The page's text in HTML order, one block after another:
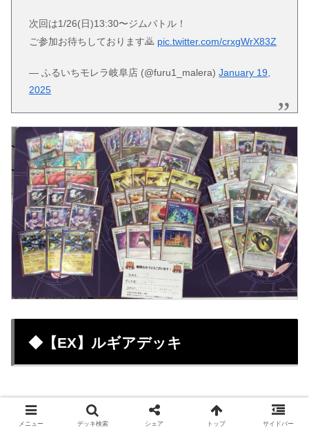
次回は1/26(日)13:30〜ジムバトル！
ご参加お待ちしております🙇 pic.twitter.com/crxgWrX83Z
— ふるいちモレラ岐阜店 (@furu1_malera)January 19,
2025
◆【EX】ルギアデッキ
ルギアデッキ
メニュー デッキ検索 シェア トップ サイドバー